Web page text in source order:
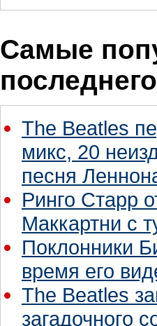
Самые
The Beatles
микс, 20
песня
Ринго Старр
Маккартни с
Поклонники
время его
The Beatles
загадочного